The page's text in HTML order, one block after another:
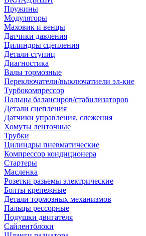
Пружины
Модуляторы
Маховик и венцы
Датчики давления
Цилиндры сцепления
Детали ступиц
Диагностика
Валы тормозные
Переключатели/выключатиели эл-кие
Турбокомпрессор
Пальцы балансиров/стабилизаторов
Детали сцепления
Датчики управления, слежения
Хомуты ленточные
Трубки
Цилиндры пневматические
Компрессор кондиционера
Стартеры
Масленка
Розетки разьемы электрические
Болты крепежные
Детали тормозных механизмов
Пальцы рессорные
Подушки двигателя
Сайлентблоки